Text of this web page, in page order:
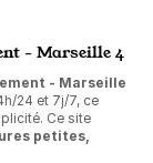
- Marseille 4
- Marseille
24 et 7j/7, ce
Ce site
petites,